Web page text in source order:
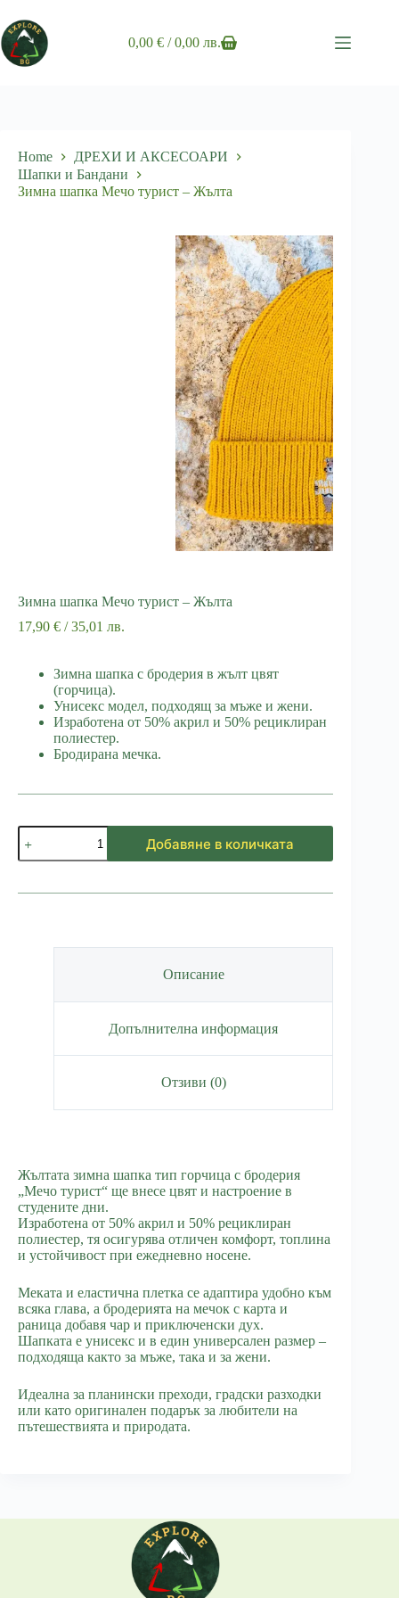
to
content
Shopping
0,00€ / 0,00 лв.
Home
ДРЕХИ И АКСЕСОАРИ
Шапки и Бандани
Зимна шапка Мечо турист – Жълта
Зимна шапка Мечо турист – Жълта
17,90 € / 35,01 лв.
Зимна шапка с бродерия в жълт цвят
(горчица).
Унисекс модел, подходящ за мъже и жени.
Изработена от 50% акрил и 50% рециклиран
полиестер.
Бродирана мечка.
количество
за
Зимна
Мечо
Добавяне в количката
Описание
Допълнителна информация
Отзиви (0)
Жълтата зимна шапка тип горчица с бродерия
„Мечо турист“ ще внесе цвят и настроение в
студените дни.
Изработена от 50% акрил и 50% рециклиран
полиестер, тя осигурява отличен комфорт, топлина
и устойчивост при ежедневно носене.
Меката и еластична плетка се адаптира удобно към
всяка глава, а бродерията на мечок с карта и
раница добавя чар и приключенски дух.
Шапката е унисекс и в един универсален размер –
подходяща както за мъже, така и за жени.
Идеална за планински преходи, градски разходки
или като оригинален подарък за любители на
пътешествията и природата.